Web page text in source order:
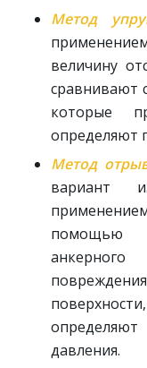
Метод
величину
сравнивают
которые
определяют
Метод
вариант
помощью
давления.